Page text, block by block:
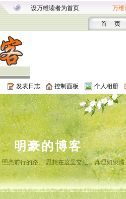
设万维读者为首页 万维
首 页
发表日志 控制面板 个人相册
明豪的博客
亮前行的路。 思想在这里交汇，真理如泉涌